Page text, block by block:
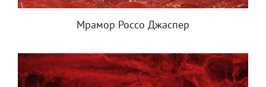
Мрамор Россо Джаспер